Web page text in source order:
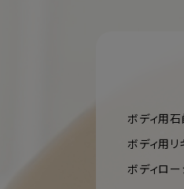
ボディ用
ボディ用リ
ボディロー